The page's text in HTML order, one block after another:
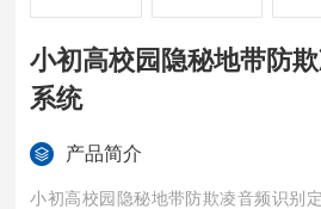
小初高校园隐秘地带防
系统
产品简介
小初高校园隐秘地带防欺凌音频识别